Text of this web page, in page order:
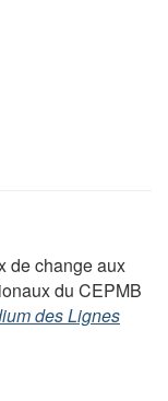
de change aux
du CEPMB
des Lignes